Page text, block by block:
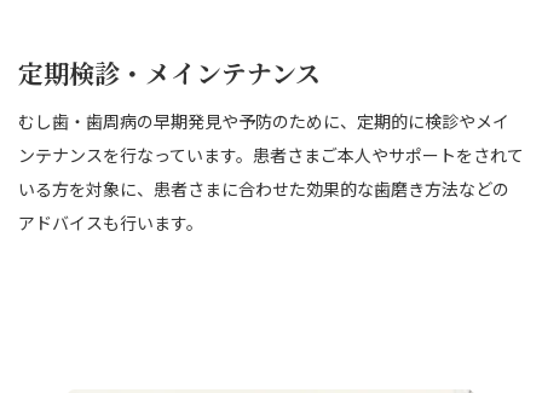
定期検診・メインテナンス
むし歯・歯周病の早期発見や予防のために、定期的に検診やメイ
ンテナンスを行なっています。患者さまご本人やサポートをされて
いる方を対象に、患者さまに合わせた効果的な歯磨き方法などの
アドバイスも行います。